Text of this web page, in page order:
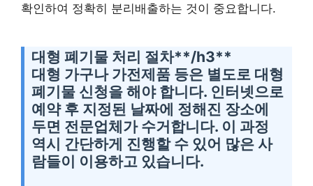
확인하여 정확히 분리배출하는 것이 중요합니다.
대형 폐기물 처리 절차**/h3**
대형 가구나 가전제품 등은 별도로 대형
폐기물 신청을 해야 합니다. 인터넷으로
예약 후 지정된 날짜에 정해진 장소에
두면 전문업체가 수거합니다. 이 과정
역시 간단하게 진행할 수 있어 많은 사
람들이 이용하고 있습니다.